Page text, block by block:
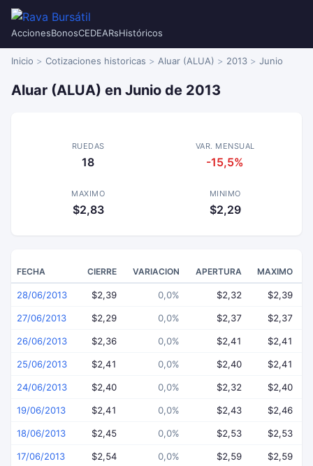
AccionesBonosCEDEARsHistóricos
Inicio Cotizaciones historicas Aluar (ALUA) 2013 Junio
Aluar (ALUA) en Junio de 2013
RUEDAS
18
VAR. MENSUAL
-15,5%
MAXIMO
$2,83
MINIMO
$2,29
FECHA CIERRE VARIACION APERTURA MAXIMO
28/06/2013 $2,39 0,0% $2,32 $2,39
27/06/2013 $2,29 0,0% $2,37 $2,37
26/06/2013 $2,36 0,0% $2,41 $2,41
25/06/2013 $2,41 0,0% $2,40 $2,41
24/06/2013 $2,40 0,0% $2,32 $2,40
19/06/2013 $2,41 0,0% $2,43 $2,46
18/06/2013 $2,45 0,0% $2,53 $2,53
17/06/2013 $2,54 0,0% $2,59 $2,59